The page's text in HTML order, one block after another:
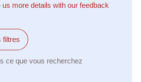
more details with our feedback
filtres
ce que vous recherchez